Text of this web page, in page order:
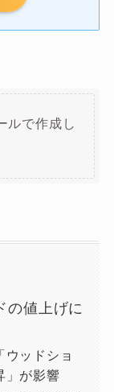
ルで作成し
の値上げに
ウッドショ
」が影響